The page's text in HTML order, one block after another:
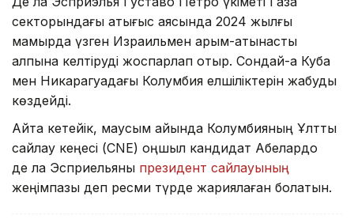
секторындағы қақтығыс аясында 2024 жылғы
мамырда үзген Израильмен қарым-қатынасты
қалпына келтіруді жоспарлап отыр. Сондай-ақ Куба
мен Никарагуадағы Колумбия елшіліктерін жабуды
көздейді.
Айта кетейік, маусым айында Колумбияның Ұлттық
сайлау кеңесі (CNE) оңшыл кандидат Абелардо
де ла Эсприельяны президент сайлауының
жеңімпазы деп ресми түрде жариялаған болатын.